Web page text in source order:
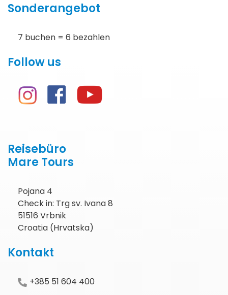
Sonderangebot
7 buchen = 6 bezahlen
Follow us
Reisebüro
Mare Tours
Pojana 4
Check in: Trg sv. Ivana 8
51516 Vrbnik
Croatia (Hrvatska)
Kontakt
+385 51 604 400